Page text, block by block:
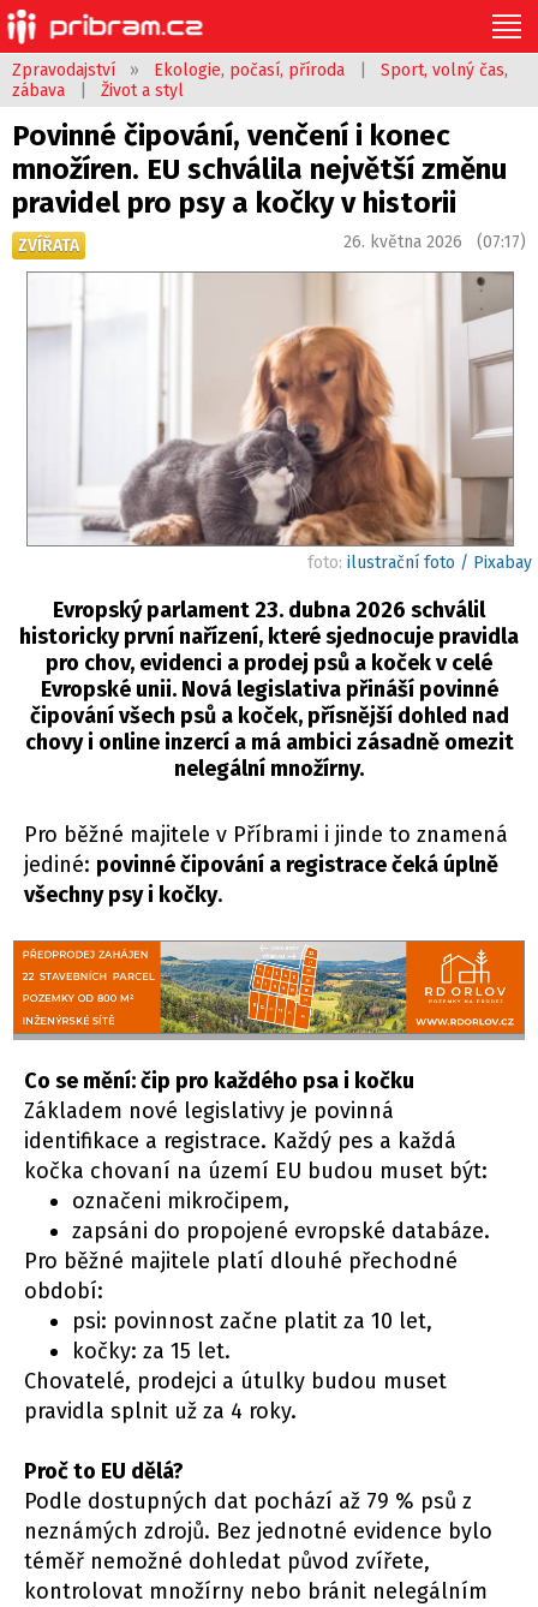
Zpravodajství » Ekologie, počasí, příroda
Sport, volný čas,
zábava
Život a styl
Povinné čipování, venčení i konec
množíren. EU schválila největší změnu
pravidel pro psy a kočky v historii
ZVÍŘATA 26. května 2026 (07:17)
foto: ilustrační foto / Pixabay
Evropský parlament 23. dubna 2026 schválil
historicky první nařízení, které sjednocuje pravidla
pro chov, evidenci a prodej psů a koček v celé
Evropské unii. Nová legislativa přináší povinné
čipování všech psů a koček, přísnější dohled nad
chovy i online inzercí a má ambici zásadně omezit
nelegální množírny.
Pro běžné majitele v Příbrami i jinde to znamená
jediné: povinné čipování a registrace čeká úplně
všechny psy i kočky.
Co se mění: čip pro každého psa i kočku
Základem nové legislativy je povinná
identifikace a registrace. Každý pes a každá
kočka chovaní na území EU budou muset být:
označeni mikročipem,
zapsáni do propojené evropské databáze.
Pro běžné majitele platí dlouhé přechodné
období:
psi: povinnost začne platit za 10 let,
kočky: za 15 let.
Chovatelé, prodejci a útulky budou muset
pravidla splnit už za 4 roky.
Proč to EU dělá?
Podle dostupných dat pochází až 79 % psů z
neznámých zdrojů. Bez jednotné evidence bylo
téměř nemožné dohledat původ zvířete,
kontrolovat množírny nebo bránit nelegálním